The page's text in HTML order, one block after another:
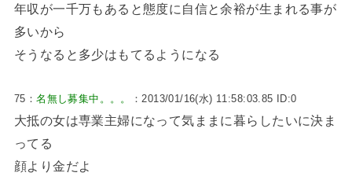
年収が一千万もあると態度に自信と余裕が生まれる事が
多いから
そうなると多少はもてるようになる
75：名無し募集中。。。 ：2013/01/16(水) 11:58:03.85 ID:0
大抵の女は専業主婦になって気ままに暮らしたいに決ま
ってる
顔より金だよ